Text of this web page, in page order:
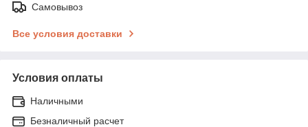
Самовывоз
Все условия доставки
Условия оплаты
Наличными
Безналичный расчет